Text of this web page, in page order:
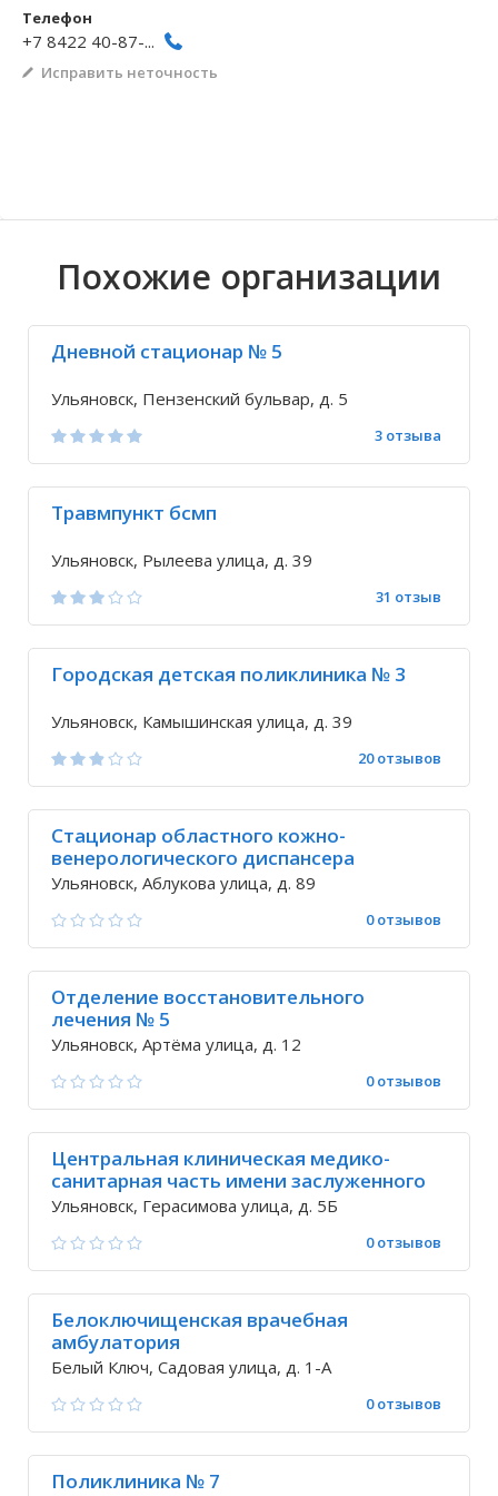
Волгоградская область
Кировоградская область
Восточно-Казахстанская область
Архангельское
Телефон
+7 8422 40-87-...
Исправить неточность
Похожие организации
Дневной стационар № 5
Ульяновск, Пензенский бульвар, д. 5
3 отзыва
Травмпункт бсмп
Ульяновск, Рылеева улица, д. 39
31 отзыв
Городская детская поликлиника № 3
Ульяновск, Камышинская улица, д. 39
20 отзывов
Стационар областного кожно-
венерологического диспансера
Ульяновск, Аблукова улица, д. 89
0 отзывов
Отделение восстановительного
лечения № 5
Ульяновск, Артёма улица, д. 12
0 отзывов
Центральная клиническая медико-
санитарная часть имени заслуженного
врача России В.А. Егорова
Ульяновск, Герасимова улица, д. 5Б
0 отзывов
Белоключищенская врачебная
амбулатория
Белый Ключ, Садовая улица, д. 1-А
0 отзывов
Поликлиника № 7